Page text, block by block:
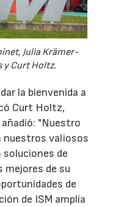
Julia Krämer-
y Curt Holtz.
la bienvenida a
Curt Holtz,
añadió: "Nuestro
nuestros valiosos
de
mejores de su
de
de ISM amplía